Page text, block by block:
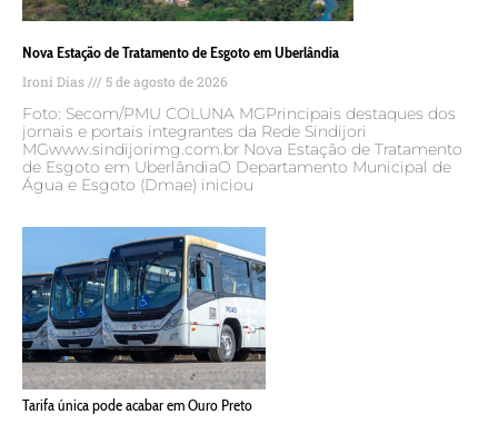
Nova Estação de Tratamento de Esgoto em Uberlândia
Ironi Dias 5 de agosto de 2026
Foto: Secom/PMU COLUNA MGPrincipais destaques dos
jornais e portais integrantes da Rede Sindijori
MGwww.sindijorimg.com.br Nova Estação de Tratamento
de Esgoto em UberlândiaO Departamento Municipal de
Água e Esgoto (Dmae) iniciou
Tarifa única pode acabar em Ouro Preto